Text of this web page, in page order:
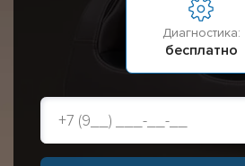
Диагностика:
бесплатно